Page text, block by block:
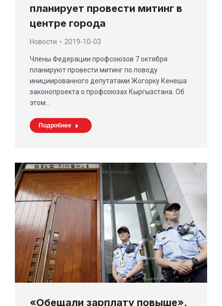
планирует провести митинг в
центре города
Новости 2019-10-03
Члены Федерации профсоюзов 7 октября
планируют провести митинг по поводу
инициированного депутатами Жогорку Кенеша
законопроекта о профсоюзах Кыргызстана. Об
этом…
Подробнее
«Обещали зарплату повыше».